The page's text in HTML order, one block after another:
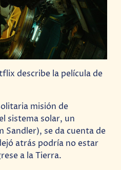
describe la película de
misión de
sistema solar, un
Sandler), se da cuenta de
atrás podría no estar
a la Tierra.